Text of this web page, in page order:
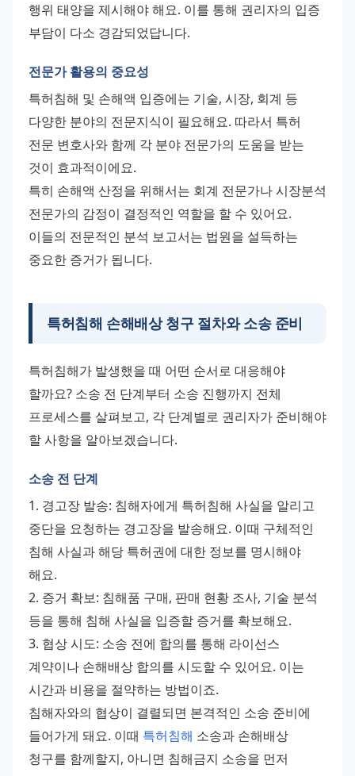
행위 태양을 제시해야 해요. 이를 통해 권리자의 입증
부담이 다소 경감되었답니다.
전문가 활용의 중요성
특허침해 및 손해액 입증에는 기술, 시장, 회계 등
다양한 분야의 전문지식이 필요해요. 따라서 특허
전문 변호사와 함께 각 분야 전문가의 도움을 받는
것이 효과적이에요.
특히 손해액 산정을 위해서는 회계 전문가나 시장분석
전문가의 감정이 결정적인 역할을 할 수 있어요.
이들의 전문적인 분석 보고서는 법원을 설득하는
중요한 증거가 됩니다.
특허침해 손해배상 청구 절차와 소송 준비
특허침해가 발생했을 때 어떤 순서로 대응해야
할까요? 소송 전 단계부터 소송 진행까지 전체
프로세스를 살펴보고, 각 단계별로 권리자가 준비해야
할 사항을 알아보겠습니다.
소송 전 단계
1. 경고장 발송: 침해자에게 특허침해 사실을 알리고
중단을 요청하는 경고장을 발송해요. 이때 구체적인
침해 사실과 해당 특허권에 대한 정보를 명시해야
해요.
2. 증거 확보: 침해품 구매, 판매 현황 조사, 기술 분석
등을 통해 침해 사실을 입증할 증거를 확보해요.
3. 협상 시도: 소송 전에 합의를 통해 라이선스
계약이나 손해배상 합의를 시도할 수 있어요. 이는
시간과 비용을 절약하는 방법이죠.
침해자와의 협상이 결렬되면 본격적인 소송 준비에
들어가게 돼요. 이때 특허침해 소송과 손해배상
청구를 함께할지, 아니면 침해금지 소송을 먼저